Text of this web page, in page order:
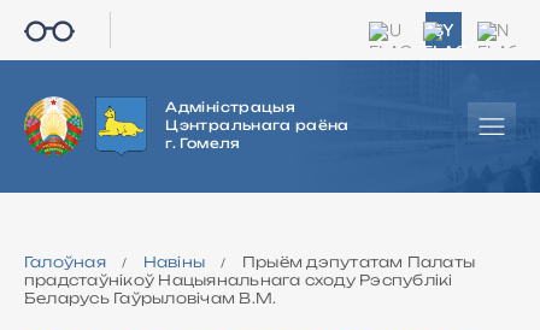
RU BY EN
Адміністрацыя
Цэнтральнага раёна
г. Гомеля
Галоўная / Навіны /
Прыём дэпутатам Палаты
прадстаўнікоў Нацыянальнага сходу Рэспублікі
Беларусь Гаўрыловічам В.М.